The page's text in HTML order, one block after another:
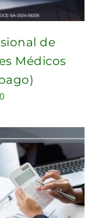
de
Médicos
is:
$250.00.